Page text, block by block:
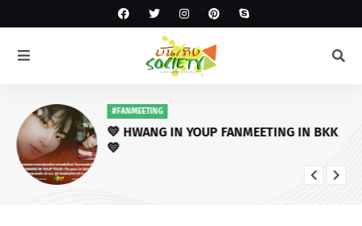
#FANMEETING
💛 HWANG IN YOUP FANMEETING IN BKK
💛